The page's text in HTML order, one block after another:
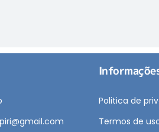
Politica de
Termos de